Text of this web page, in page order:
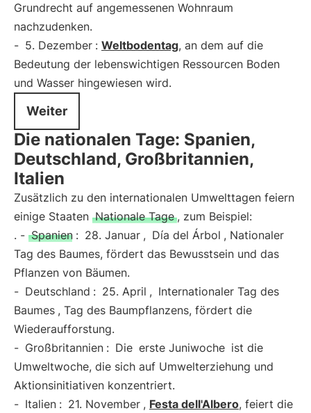
Grundrecht auf angemessenen Wohnraum
nachzudenken.
- 5. Dezember : Weltbodentag, an dem auf die
Bedeutung der lebenswichtigen Ressourcen Boden
und Wasser hingewiesen wird.
Weiter
Die nationalen Tage: Spanien,
Deutschland, Großbritannien,
Italien
Zusätzlich zu den internationalen Umwelttagen feiern
einige Staaten Nationale Tage , zum Beispiel:
. - Spanien : 28. Januar , Día del Árbol , Nationaler
Tag des Baumes, fördert das Bewusstsein und das
Pflanzen von Bäumen.
- Deutschland : 25. April , Internationaler Tag des
Baumes , Tag des Baumpflanzens, fördert die
Wiederaufforstung.
- Großbritannien : Die erste Juniwoche ist die
Umweltwoche, die sich auf Umwelterziehung und
Aktionsinitiativen konzentriert.
- Italien : 21. November , Festa dell'Albero, feiert die